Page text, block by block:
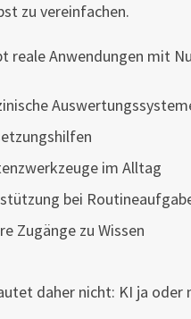
zu vereinfachen.
reale Anwendungen mit
im Alltag
bei
Zugänge zu Wissen
daher nicht: KI ja oder